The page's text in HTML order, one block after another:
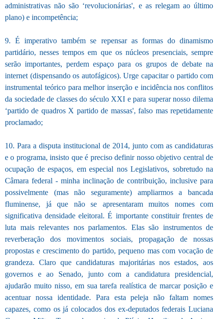
administrativas não são ‘revolucionárias', e as relegam ao último
plano) e incompetência;
9. É imperativo também se repensar as formas do dinamismo
partidário, nesses tempos em que os núcleos presenciais, sempre
serão importantes, perdem espaço para os grupos de debate na
internet (dispensando os autofágicos). Urge capacitar o partido com
instrumental teórico para melhor inserção e incidência nos conflitos
da sociedade de classes do século XXI e para superar nosso dilema
‘partido de quadros X partido de massas', falso mas repetidamente
proclamado;
10. Para a disputa institucional de 2014, junto com as candidaturas
e o programa, insisto que é preciso definir nosso objetivo central de
ocupação de espaços, em especial nos Legislativos, sobretudo na
Câmara federal - minha inclinação de contribuição, inclusive para
possivelmente (mas não seguramente) ampliarmos a bancada
fluminense, já que não se apresentaram muitos nomes com
significativa densidade eleitoral. É importante constituir frentes de
luta mais relevantes nos parlamentos. Elas são instrumentos de
reverberação dos movimentos sociais, propagação de nossas
propostas e crescimento do partido, pequeno mas com vocação de
grandeza. Claro que candidaturas majoritárias nos estados, aos
governos e ao Senado, junto com a candidatura presidencial,
ajudarão muito nisso, em sua tarefa realística de marcar posição e
acentuar nossa identidade. Para esta peleja não faltam nomes
capazes, como os já colocados dos ex-deputados federais Luciana